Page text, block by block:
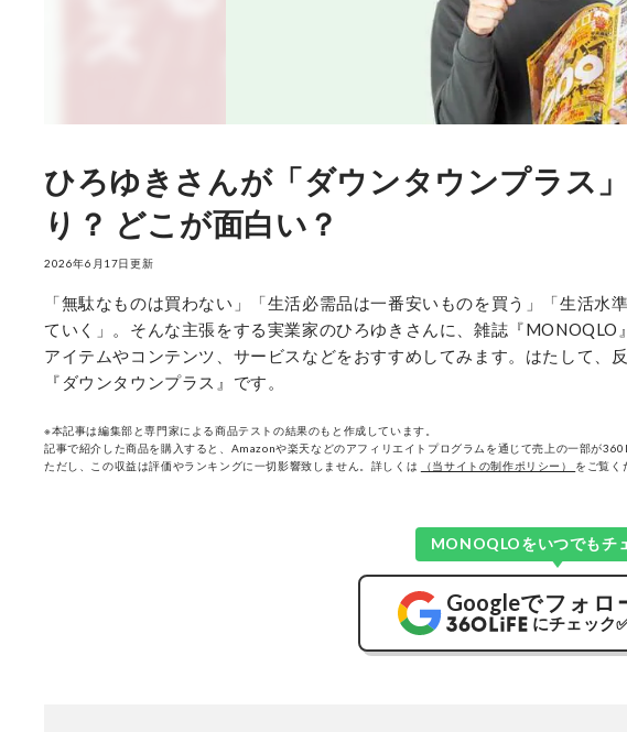
ひろゆきさんが「ダウンタウンプラス
り？ どこが面白い？
2026年6月17日更新
「無駄なものは買わない」「生活必需品は一番安いものを買う」「生活
ていく」。そんな主張をする実業家のひろゆきさんに、雑誌『MONOQLO
アイテムやコンテンツ、サービスなどをおすすめしてみます。はたして、
『ダウンタウンプラス』です。
※本記事は編集部と専門家による商品テストの結果のもと作成しています。
記事で紹介した商品を購入すると、Amazonや楽天などのアフィリエイトプログラムを通じて売上の一部が
ただし、この収益は評価やランキングに一切影響致しません。詳しくは
（当サイトの制作ポリシー） をご覧く
MONOQLOをいつでもチ
Googleでフォロ
にチェック